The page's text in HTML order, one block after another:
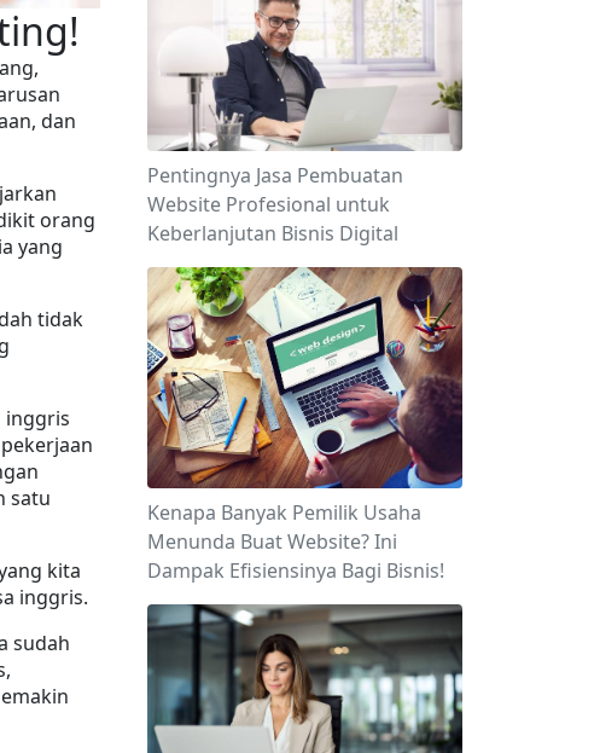
dan
orang
yang
tidak
inggris
satu
kita
inggris.
sudah
Pentingnya Jasa Pembuatan
Website Profesional untuk
Keberlanjutan Bisnis Digital
Kenapa Banyak Pemilik Usaha
Menunda Buat Website? Ini
Dampak Efisiensinya Bagi Bisnis!